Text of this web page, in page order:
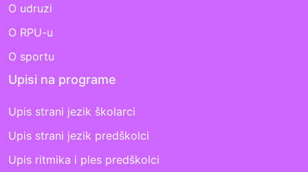
O udruzi
O RPU-u
O sportu
Upisi na programe
Upis strani jezik školarci
Upis strani jezik predškolci
Upis ritmika i ples predškolci